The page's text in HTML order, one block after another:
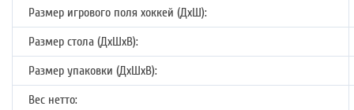
Размер игрового поля хоккей (ДхШ):
Размер стола (ДхШхВ):
Размер упаковки (ДхШхВ):
Вес нетто: